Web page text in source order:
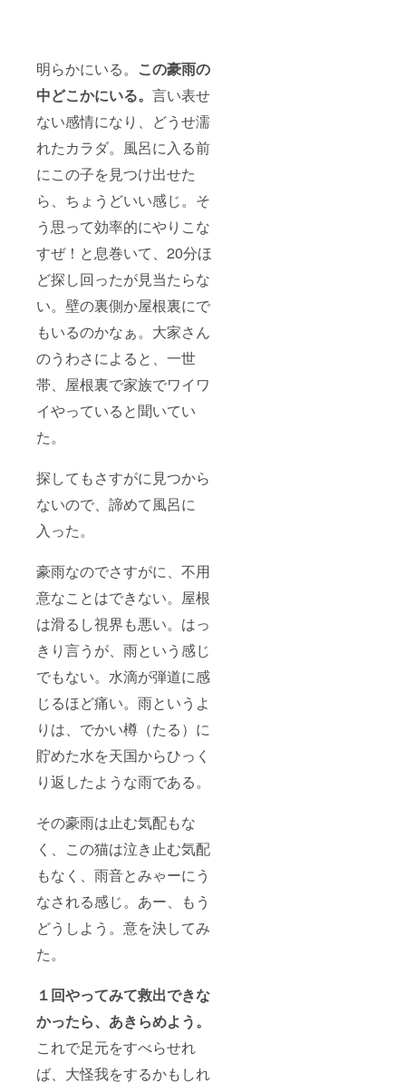
明らかにいる。 この豪雨の
中どこかにいる。 言い表せ
ない感情になり、どうせ濡
れたカラダ。風呂に入る前
にこの子を見つけ出せた
ら、ちょうどいい感じ。そ
う思って効率的にやりこな
すぜ！と息巻いて、20分ほ
ど探し回ったが見当たらな
い。壁の裏側か屋根裏にで
もいるのかなぁ。大家さん
のうわさによると、一世
帯、屋根裏で家族でワイワ
イやっていると聞いてい
た。
探してもさすがに見つから
ないので、諦めて風呂に
入った。
豪雨なのでさすがに、不用
意なことはできない。屋根
は滑るし視界も悪い。はっ
きり言うが、雨という感じ
でもない。水滴が弾道に感
じるほど痛い。雨というよ
りは、でかい樽（たる）に
貯めた水を天国からひっく
り返したような雨である。
その豪雨は止む気配もな
く、この猫は泣き止む気配
もなく、雨音とみゃーにう
なされる感じ。あー、もう
どうしよう。意を決してみ
た。
１回やってみて救出できな
かったら、あきらめよう。
これで足元をすべらせれ
ば、大怪我をするかもしれ